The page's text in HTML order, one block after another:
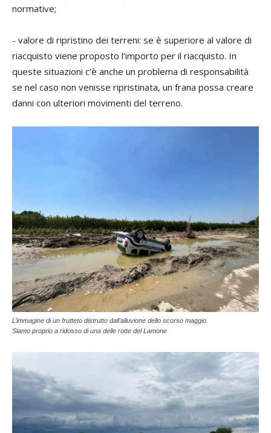
normative;
- valore di ripristino dei terreni: se è superiore al valore di
riacquisto viene proposto l’importo per il riacquisto. In
queste situazioni c’è anche un problema di responsabilità
se nel caso non venisse ripristinata, un frana possa creare
danni con ulteriori movimenti del terreno.
L’immagine di un frutteto distrutto dall’alluvione dello scorso maggio.
Siamo proprio a ridosso di una delle rotte del Lamone